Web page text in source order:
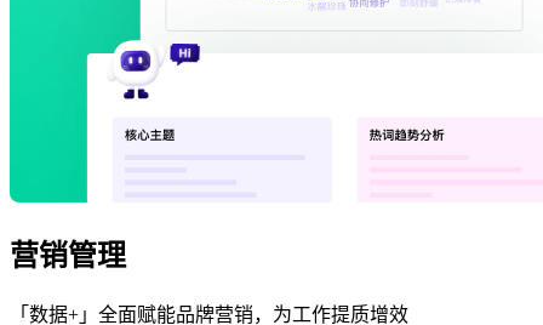
营销管理
「数据+」全面赋能品牌营销，为工作提质增效